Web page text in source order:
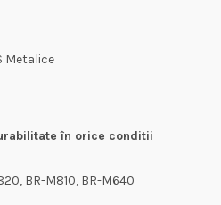
Metalice
în orice conditii
BR-M810, BR-M640